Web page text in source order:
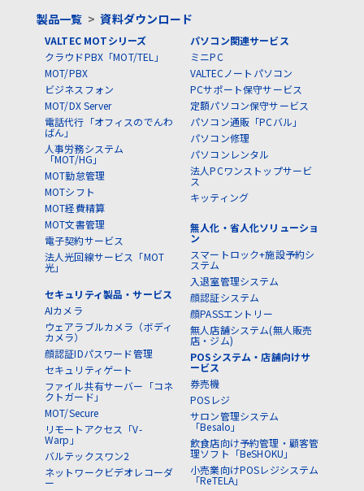
製品一覧 >資料ダウンロード
VALTEC MOTシリーズ
クラウドPBX「MOT/TEL」
MOT/PBX
ビジネスフォン
MOT/DX Server
電話代行「オフィスのでんわ
ばん」
人事労務システム
「MOT/HG」
MOT勤怠管理
MOTシフト
MOT経費精算
MOT文書管理
電子契約サービス
法人光回線サービス「MOT
光」
セキュリティ製品・サービス
AIカメラ
ウェアラブルカメラ（ボディ
カメラ）
顔認証IDパスワード管理
セキュリティゲート
ファイル共有サーバー「コネ
クトガード」
MOT/Secure
リモートアクセス「V-
Warp」
バルテックスワン2
ネットワークビデオレコーダ
ー
パソコン関連サービス
ミニPC
VALTECノートパソコン
PCサポート保守サービス
定額パソコン保守サービス
パソコン通販「PCバル」
パソコン修理
パソコンレンタル
法人PCワンストップサービ
ス
キッティング
無人化・省人化ソリューショ
ン
スマートロック+施設予約シ
ステム
入退室管理システム
顔認証システム
顔PASSエントリー
無人店舗システム(無人販売
店・ジム)
POSシステム・店舗向けサ
ービス
券売機
POSレジ
サロン管理システム
「Besalo」
飲食店向け予約管理・顧客管
理ソフト「BeSHOKU」
小売業向けPOSレジシステム
「ReTELA」